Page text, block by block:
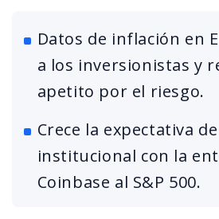
Datos de inflación en
a los inversionistas y
apetito por el riesgo.
Crece la expectativa
institucional con la
Coinbase al S&P 500.